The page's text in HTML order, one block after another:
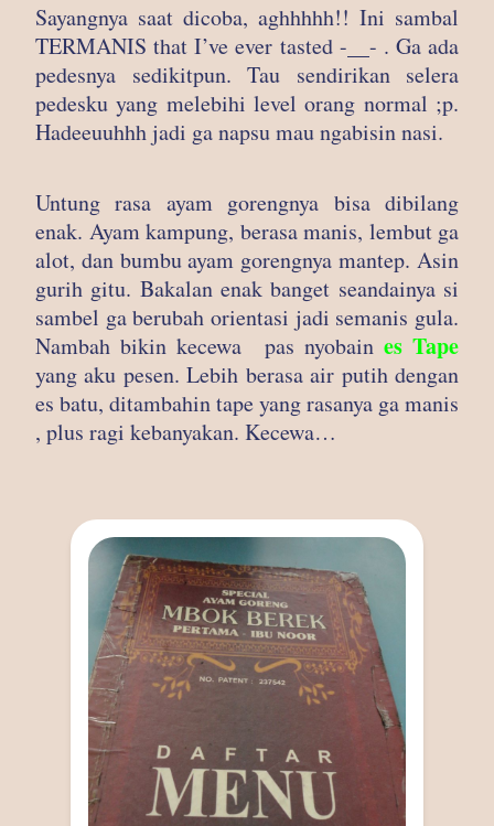
Sayangnya saat dicoba, aghhhhh!! Ini sambal
TERMANIS that I’ve ever tasted -__- . Ga ada
pedesnya sedikitpun. Tau sendirikan selera
pedesku yang melebihi level orang normal ;p.
Hadeeuuhhh jadi ga napsu mau ngabisin nasi.
Untung rasa ayam gorengnya bisa dibilang
enak. Ayam kampung, berasa manis, lembut ga
alot, dan bumbu ayam gorengnya mantep. Asin
gurih gitu. Bakalan enak banget seandainya si
sambel ga berubah orientasi jadi semanis gula.
Nambah bikin kecewa pas nyobain es Tape
yang aku pesen. Lebih berasa air putih dengan
es batu, ditambahin tape yang rasanya ga manis
, plus ragi kebanyakan. Kecewa…